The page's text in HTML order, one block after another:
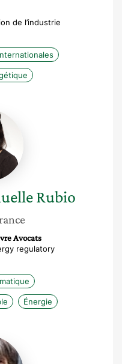
de l’industrie
Rubio
Avocats
regulatory
Énergie